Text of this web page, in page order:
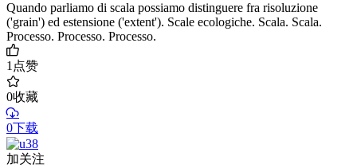
Quando parliamo di scala possiamo distinguere fra risoluzione
('grain') ed estensione ('extent'). Scale ecologiche. Scala. Scala.
Processo. Processo. Processo.
1点赞
0收藏
0下载
加关注